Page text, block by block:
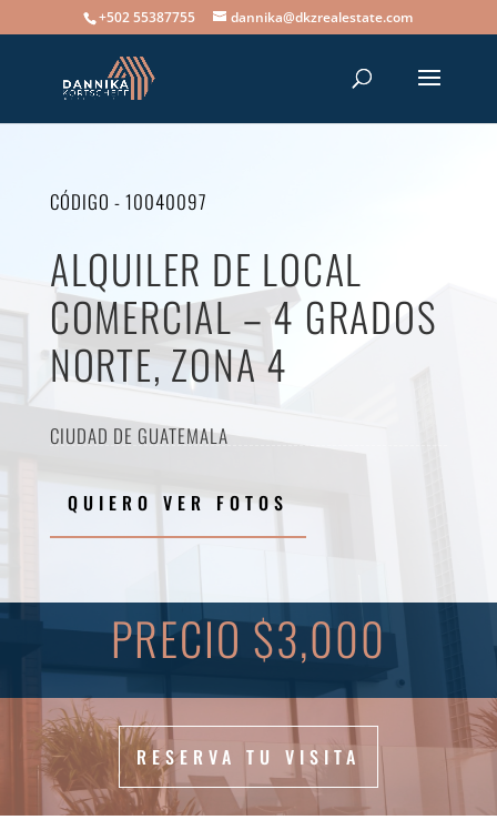
+502 55387755 dannika@dkzrealestate.com
CÓDIGO - 10040097
ALQUILER DE LOCAL
COMERCIAL – 4 GRADOS
NORTE, ZONA 4
CIUDAD DE GUATEMALA
QUIERO VER FOTOS
PRECIO $3,000
RESERVA TU VISITA